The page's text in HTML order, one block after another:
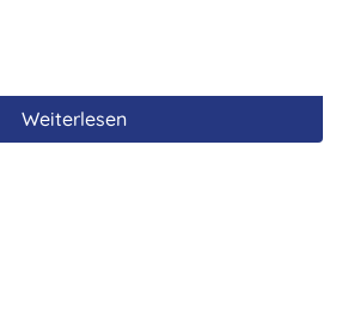
Weiterlesen